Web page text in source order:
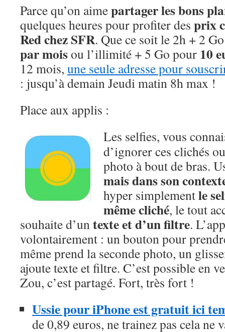
Parce qu’on aimepartager les bons
quelques heures pour profiter des prix
Red chez SFR. Que ce soit le 2h + 2
par moisou l’illimité + 5 Go pour 10
12 mois, une seule adresse pour
: jusqu’à demain Jeudi matin 8h max !
Place aux applis :
Les selfies, vous
d’ignorer ces clichés
photo à bout de bras.
mais dans son
hyper simplementle
même cliché, le tout
souhaite d’untexte et d’un filtre.
volontairement : un bouton pour
même prend la seconde photo, un
ajoute texte et filtre. C’est possible en
Zou, c’est partagé. Fort, très fort !
Ussie pour iPhone est gratuit ici
de 0,89 euros, ne trainez pas cela ne